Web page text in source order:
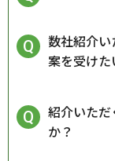
数社紹介
案を受けた
紹介いただ
か？